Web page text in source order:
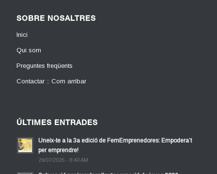
SOBRE NOSALTRES
Inici
Qui som
Preguntes freqüents
Contactar :: Com arribar
ÚLTIMES ENTRADES
Uneix-te a la 3a edició de FemEmprenedores: Empodera’t
per emprendre!
29/07/2026 - 8:40 AM